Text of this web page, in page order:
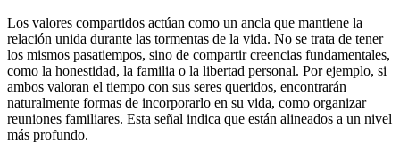
Los valores compartidos actúan como un ancla que mantiene la
relación unida durante las tormentas de la vida. No se trata de tener
los mismos pasatiempos, sino de compartir creencias fundamentales,
como la honestidad, la familia o la libertad personal. Por ejemplo, si
ambos valoran el tiempo con sus seres queridos, encontrarán
naturalmente formas de incorporarlo en su vida, como organizar
reuniones familiares. Esta señal indica que están alineados a un nivel
más profundo.